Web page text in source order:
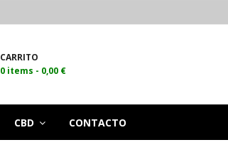
CARRITO
0 items - 0,00 €
CBD CONTACTO